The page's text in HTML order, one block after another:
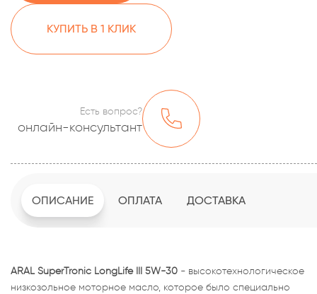
КУПИТЬ В 1 КЛИК
Есть вопрос?
онлайн-консультант
ОПИСАНИЕ ОПЛАТА ДОСТАВКА
ARAL SuperTronic LongLife III 5W-30 - высокотехнологическое
низкозольное моторное масло, которое было специально